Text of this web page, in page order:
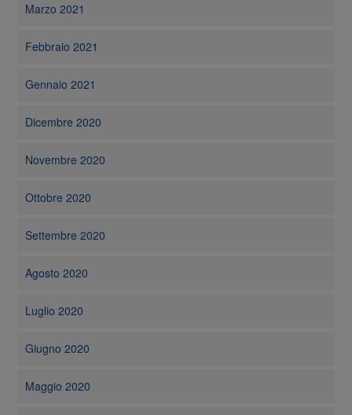
Marzo 2021
Febbraio 2021
Gennaio 2021
Dicembre 2020
Novembre 2020
Ottobre 2020
Settembre 2020
Agosto 2020
Luglio 2020
Giugno 2020
Maggio 2020